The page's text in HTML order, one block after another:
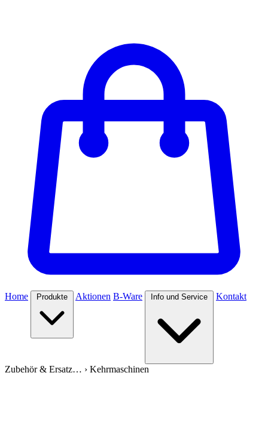
Home Produkte Aktionen B-Ware Info und Service Kontakt
Zubehör & Ersatz… › Kehrmaschinen